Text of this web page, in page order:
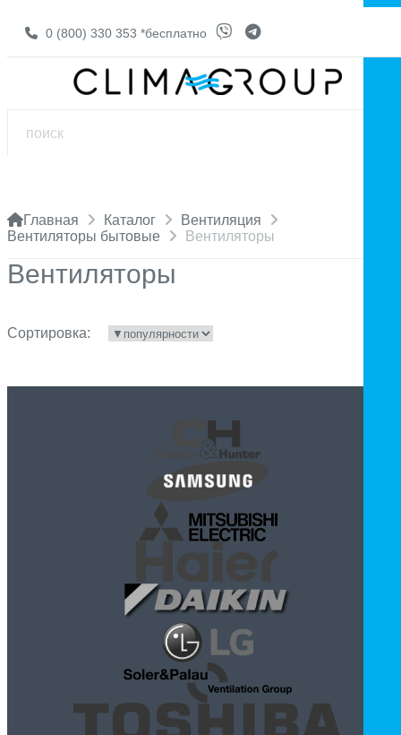
0 (800) 330 353 *бесплатно
Главная Каталог
Вентиляция
Вентиляторы бытовые
Вентиляторы
Вентиляторы
Сортировка: